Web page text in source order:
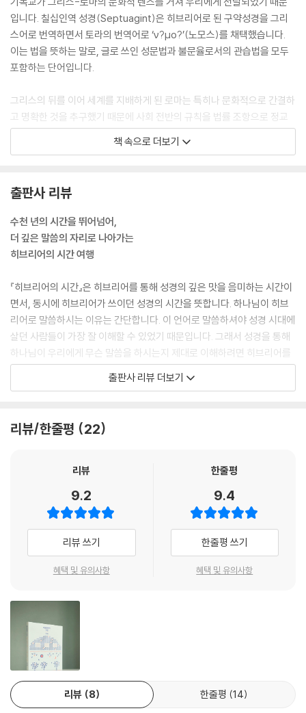
입니다. 칠십인역 성경(Septuagint)은 히브리어로 된 구약성경을 그리
스어로 번역하면서 토라의 번역어로 ‘ν?μο?’(노모스)를 채택했습니다.
이는 법을 뜻하는 말로, 글로 쓰인 성문법과 불문율로서의 관습법을 모두
포함하는 단어입니다.
그리스의 뒤를 이어 세계를 지배하게 된 로마는 특히나 문화적으로 간결하
고 명확한 것을 추구했기 때문에 사회 전반의 규칙을 법률 조항으로 정교
하게 정리하고 체계화했습니다. 신약 시대는 이러한 그리스-로마의 문화
와 고대 이스라엘의 히브리적 문화가 충돌하는 배경 속에서 펼쳐지게 됩니
화적 굴절을 겪었기 때문입니다.
에흐예 아쉐르 에흐예 외에도 성경에는 하나님께서 자신을 나타내시는 표
현이 또 하나 등장합니다. 너무 흔하고 익숙한 표현이어서 아무런 신비감
님, 야곱의 하나님”(출 3:15)이라는 표현입니다. 피조세계 너머에 계신 하
나님이 자신이 지으신 피조물의 이름을 앞세워 자신을 표현하시는 것입니
다. “스스로 있는 자” 혹은 “나는 곧 나다”라는 멋진 표현 뒤에 나오기에는
많이 빈약하고 초라해 보입니다. 창세기가 증언하는 아브라함, 이삭, 야곱
이 이상적인 신앙인의 모습을 보였다면 좀 이해가 될 듯도 한데, 이들 ‘믿음
의 조상들’은 사실 그렇게 훌륭한 믿음의 사람들이 아니었습니다.
이들은 자기 목숨을 부지하겠다고 아내를 팔아넘기거나 타인을 속여서 이
곱은 그야말로 겁쟁이였습니다. 딸의 복수를 하고 돌아온 아들들에게 ‘너
우선인 사람이었습니다(창 43:2, 12-14). 그런데 그 무엇과도 비교할 수
없는 위대하신 하나님이 이렇게도 부족한 사람들의 하나님으로 자신을 나
타내십니다. 그리고 “아브라함의 하나님, 이삭의 하나님, 야곱의 하나
님”이라는 이름을 두고 하나님의 “영원한 이름”이자 “대대로 기억할 나의
칭호”라고 덧붙이십니다.
붉은색 땅을 일컫는 단어 역시 같은 어근에서 유래한 ‘아다마’입니다. 일반
곧 희고 옅은 땅과 붉은 땅으로 나뉩니다. 이 두 토양의 가장 큰 차이는 농
사를 지을 수 있는 땅인가, 그렇지 않은가, 하는 것이었지요. 옅은 색 토양
은 식물이 자라기 어려운 사막인 데 반해 붉은색 땅은 옥토입니다. 앞의 두
사진을 비교해 보면, 아래쪽 사진의 토양이 확연하게 붉은 것을 알 수 있습
니다. 두 사진 모두 이스라엘 남부의 팀나 계곡에서 촬영되었습니다. 두 가
지 색깔의 토양이 공존하는 곳이지요.
책 속으로 더보기
출판사 리뷰
수천 년의 시간을 뛰어넘어,
더 깊은 말씀의 자리로 나아가는
히브리어의 시간 여행
『히브리어의 시간』은 히브리어를 통해 성경의 깊은 맛을 음미하는 시간이
면서, 동시에 히브리어가 쓰이던 성경의 시간을 뜻합니다. 하나님이 히브
리어로 말씀하시는 이유는 간단합니다. 이 언어로 말씀하셔야 성경 시대에
살던 사람들이 가장 잘 이해할 수 있었기 때문입니다. 그래서 성경을 통해
하나님이 우리에게 무슨 말씀을 하시는지 제대로 이해하려면 히브리어를
알아야 합니다. 그리고 성경의 첫 번째 독자인 고대 이스라엘 사람들의 사
고방식과 문화를 알아야 합니다. 이 책은 ‘히브리적 사고’라고 불리는 그들
- 구약성서의 원어인 히브리어를 다루며, 히브리적 사고를 고찰하고 이를
- 성경 히브리어를 고찰하고, 다양한 언어권에서의 성경 해석을 제시함으
로써 ‘번역’이라는 특성으로 인해 발생하는 간극을 좁힌다.
- 각 장 단어 해설 마지막 별면에 단어를 따라 쓰거나 핵심 내용을 기록할
수 있는 공간을 제시했다.
출판사 리뷰 더보기
리뷰/한줄평 22
리뷰
9.2
리뷰 쓰기
혜택 및 유의사항
한줄평
9.4
한줄평 쓰기
혜택 및 유의사항
리뷰 8 한줄평 14